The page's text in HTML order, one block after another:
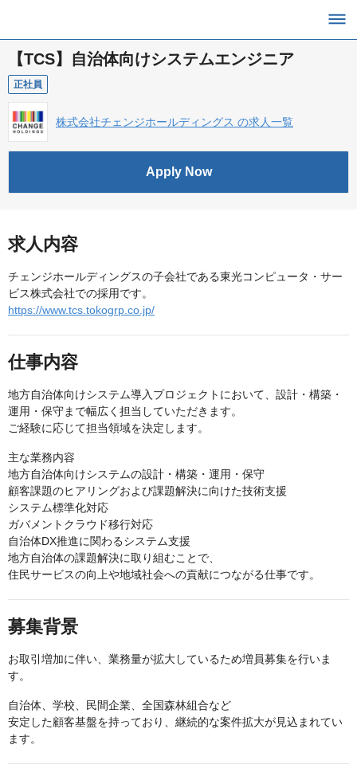
【TCS】自治体向けシステムエンジニア
正社員
株式会社チェンジホールディングス の求人一覧
Apply Now
求人内容
チェンジホールディングスの子会社である東光コンピュータ・サー
ビス株式会社での採用です。
https://www.tcs.tokogrp.co.jp/
仕事内容
地方自治体向けシステム導入プロジェクトにおいて、設計・構築・
運用・保守まで幅広く担当していただきます。
ご経験に応じて担当領域を決定します。
主な業務内容
地方自治体向けシステムの設計・構築・運用・保守
顧客課題のヒアリングおよび課題解決に向けた技術支援
システム標準化対応
ガバメントクラウド移行対応
自治体DX推進に関わるシステム支援
地方自治体の課題解決に取り組むことで、
住民サービスの向上や地域社会への貢献につながる仕事です。
募集背景
お取引増加に伴い、業務量が拡大しているため増員募集を行いま
す。
自治体、学校、民間企業、全国森林組合など
安定した顧客基盤を持っており、継続的な案件拡大が見込まれてい
ます。